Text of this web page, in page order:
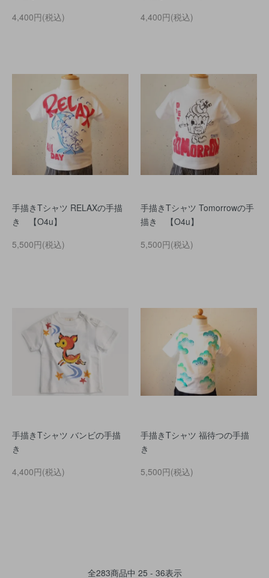
4,400円(税込)
4,400円(税込)
手描きTシャツ RELAXの手描
き 【O4u】
5,500円(税込)
手描きTシャツ Tomorrowの手
描き 【O4u】
5,500円(税込)
手描きTシャツ バンビの手描
き
4,400円(税込)
手描きTシャツ 福待つの手描
き
5,500円(税込)
全283商品中 25 - 36表示